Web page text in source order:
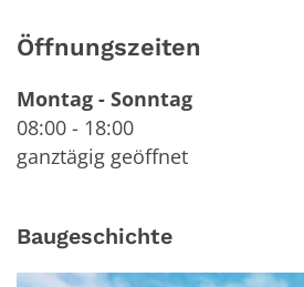
Öffnungszeiten
Montag - Sonntag
08:00 - 18:00
ganztägig geöffnet
Baugeschichte